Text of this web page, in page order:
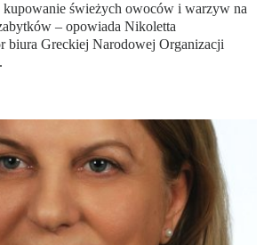
świeżych owoców i warzyw na
– opowiada Nikoletta
biura Greckiej Narodowej Organizacji